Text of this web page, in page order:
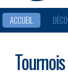
ACCUEIL